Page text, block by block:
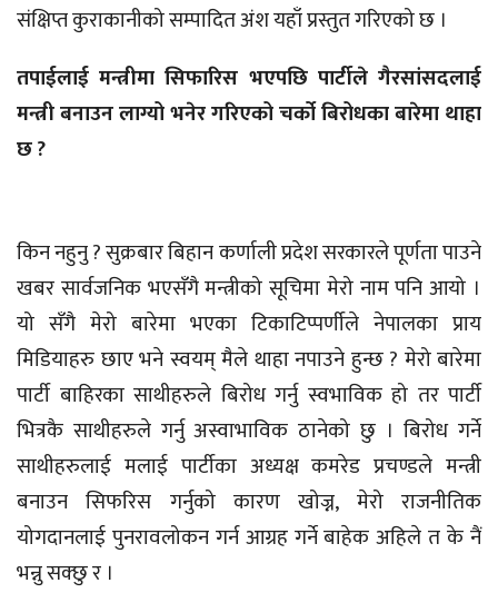
संक्षिप्त कुराकानीको सम्पादित अंश यहाँ प्रस्तुत गरिएको छ ।
तपाईलाई मन्त्रीमा सिफारिस भएपछि पार्टीले गैरसांसदलाई
मन्त्री बनाउन लाग्यो भनेर गरिएको चर्को बिरोधका बारेमा थाहा
छ ?
किन नहुनु ? सुक्रबार बिहान कर्णाली प्रदेश सरकारले पूर्णता पाउने
खबर सार्वजनिक भएसँगै मन्त्रीको सूचिमा मेरो नाम पनि आयो ।
यो सँगै मेरो बारेमा भएका टिकाटिप्पर्णीले नेपालका प्राय
मिडियाहरु छाए भने स्वयम् मैले थाहा नपाउने हुन्छ ? मेरो बारेमा
पार्टी बाहिरका साथीहरुले बिरोध गर्नु स्वभाविक हो तर पार्टी
भित्रकै साथीहरुले गर्नु अस्वाभाविक ठानेको छु । बिरोध गर्ने
साथीहरुलाई मलाई पार्टीका अध्यक्ष कमरेड प्रचण्डले मन्त्री
बनाउन सिफरिस गर्नुको कारण खोज्न, मेरो राजनीतिक
योगदानलाई पुनरावलोकन गर्न आग्रह गर्ने बाहेक अहिले त के नैं
भन्नु सक्छु र ।